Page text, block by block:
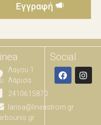
Εγγραφή
Λαγου 1
Λάρισα
2410615870
larisa@lineastrom.gr
Social